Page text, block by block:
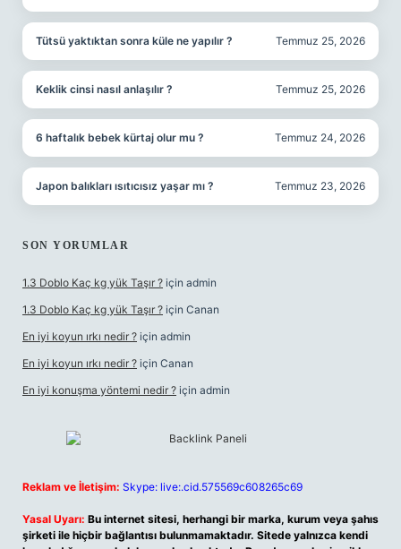
Tütsü yaktıktan sonra küle ne yapılır ? Temmuz 25, 2026
Keklik cinsi nasıl anlaşılır ? Temmuz 25, 2026
6 haftalık bebek kürtaj olur mu ? Temmuz 24, 2026
Japon balıkları ısıtıcısız yaşar mı ? Temmuz 23, 2026
SON YORUMLAR
1.3 Doblo Kaç kg yük Taşır ? için admin
1.3 Doblo Kaç kg yük Taşır ? için Canan
En iyi koyun ırkı nedir ? için admin
En iyi koyun ırkı nedir ? için Canan
En iyi konuşma yöntemi nedir ? için admin
Reklam ve İletişim: Skype: live:.cid.575569c608265c69
Yasal Uyarı: Bu internet sitesi, herhangi bir marka, kurum veya şahıs
şirketi ile hiçbir bağlantısı bulunmamaktadır. Sitede yalnızca kendi